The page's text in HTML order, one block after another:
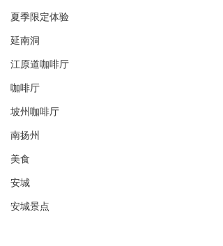
夏季限定体验
延南洞
江原道咖啡厅
咖啡厅
坡州咖啡厅
南扬州
美食
安城
安城景点